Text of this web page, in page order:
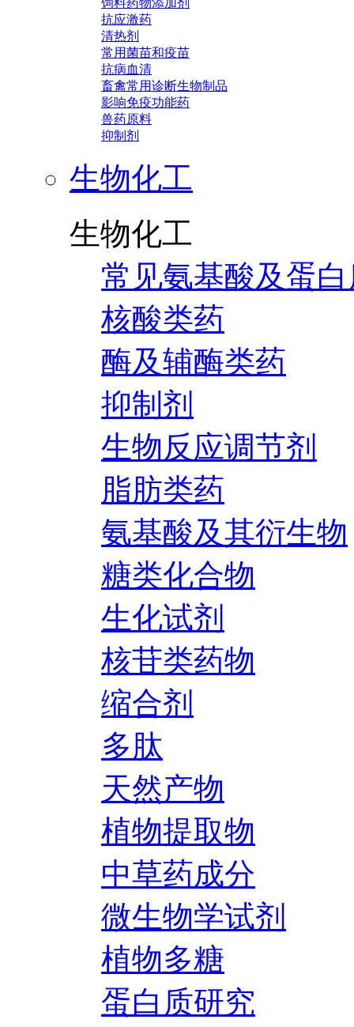
饲料药物添加剂
抗应激药
清热剂
常用菌苗和疫苗
抗病血清
畜禽常用诊断生物制品
影响免疫功能药
兽药原料
抑制剂
生物化工
生物化工
常见氨基酸及蛋
核酸类药
酶及辅酶类药
抑制剂
生物反应调节剂
脂肪类药
氨基酸及其衍生物
糖类化合物
生化试剂
核苷类药物
缩合剂
多肽
天然产物
植物提取物
中草药成分
微生物学试剂
植物多糖
蛋白质研究